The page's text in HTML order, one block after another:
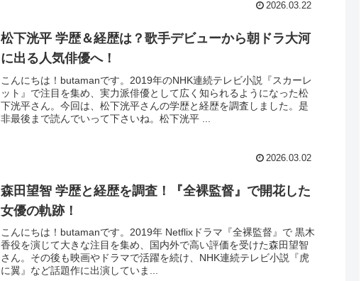
2026.03.22
松下洸平 学歴＆経歴は？歌手デビューから朝ドラ大河
に出る人気俳優へ！
こんにちは！butamanです。2019年のNHK連続テレビ小説『スカーレ
ット』で注目を集め、実力派俳優として広く知られるようになった松
下洸平さん。今回は、松下洸平さんの学歴と経歴を調査しました。是
非最後まで読んでいって下さいね。松下洸平 ...
2026.03.02
森田望智 学歴と経歴を調査！『全裸監督』で開花した
女優の軌跡！
こんにちは！butamanです。2019年 Netflixドラマ『全裸監督』で 黒木
香役を演じて大きな注目を集め、国内外で高い評価を受けた森田望智
さん。その後も映画やドラマで活躍を続け、NHK連続テレビ小説『虎
に翼』など話題作に出演していま...